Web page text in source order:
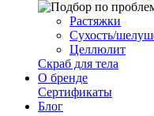
Растяжки
Сухость/
Целлюлит
Скраб для тела
О бренде
Сертификаты
Блог